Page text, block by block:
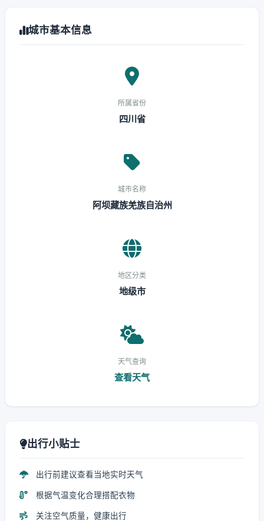
城市基本信息
所属省份
四川省
城市名称
阿坝藏族羌族自治州
地区分类
地级市
天气查询
查看天气
出行小贴士
出行前建议查看当地实时天气
根据气温变化合理搭配衣物
关注空气质量，健康出行